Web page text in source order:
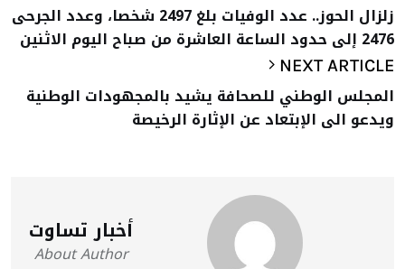
زلزال الحوز.. عدد الوفيات بلغ 2497 شخصا، وعدد الجرحى
2476 إلى حدود الساعة العاشرة من صباح اليوم الاثنين
NEXT ARTICLE
المجلس الوطني للصحافة يشيد بالمجهودات الوطنية
ويدعو الى الإبتعاد عن الإثارة الرخيصة
أخبار تساوت
About Author